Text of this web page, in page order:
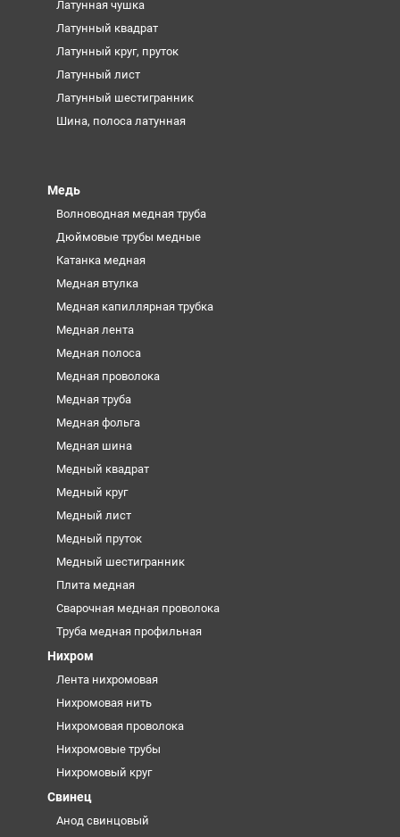
Латунная чушка
Латунный квадрат
Латунный круг, пруток
Латунный лист
Латунный шестигранник
Шина, полоса латунная
Медь
Волноводная медная труба
Дюймовые трубы медные
Катанка медная
Медная втулка
Медная капиллярная трубка
Медная лента
Медная полоса
Медная проволока
Медная труба
Медная фольга
Медная шина
Медный квадрат
Медный круг
Медный лист
Медный пруток
Медный шестигранник
Плита медная
Сварочная медная проволока
Труба медная профильная
Нихром
Лента нихромовая
Нихромовая нить
Нихромовая проволока
Нихромовые трубы
Нихромовый круг
Свинец
Анод свинцовый